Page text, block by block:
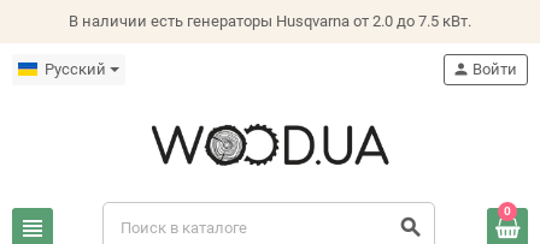
В наличии есть генераторы Husqvarna от 2.0 до 7.5 кВт.
Русский
view_headline search
person Войти
0